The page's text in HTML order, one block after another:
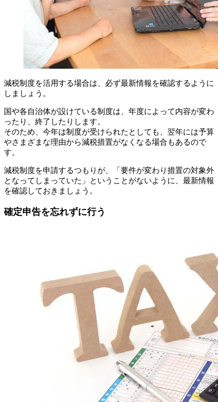
減税制度を活用する場合は、必ず最新情報を確認するように
しましょう。
国や各自治体が設けている制度は、年度によって内容が変わ
ったり、終了したりします。
そのため、今年は制度が受けられたとしても、翌年には予算
やさまざまな理由から減税措置がなくなる場合もあるので
す。
減税制度を申請するつもりが、「要件が変わり措置の対象外
となってしまっていた」ということがないように、最新情報
を確認しておきましょう。
確定申告を忘れずに行う